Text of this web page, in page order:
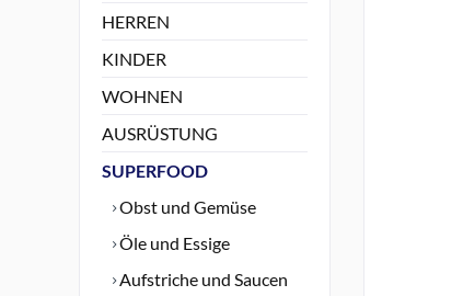
HERREN
KINDER
WOHNEN
AUSRÜSTUNG
SUPERFOOD
Obst und Gemüse
Öle und Essige
Aufstriche und Saucen